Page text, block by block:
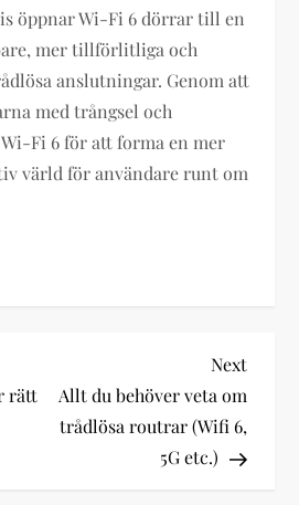
öppnar Wi-Fi 6 dörrar till en
mer tillförlitliga och
anslutningar. Genom att
med trångsel och
Fi 6 för att forma en mer
värld för användare runt om
rätt
Next
Post
Next
Allt du behöver veta om
trådlösa routrar (Wifi 6,
5G etc.)